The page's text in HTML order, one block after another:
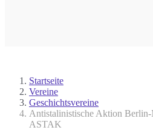
Startseite
Vereine
Geschichtsvereine
Antistalinistische Aktion Berlin-
ASTAK